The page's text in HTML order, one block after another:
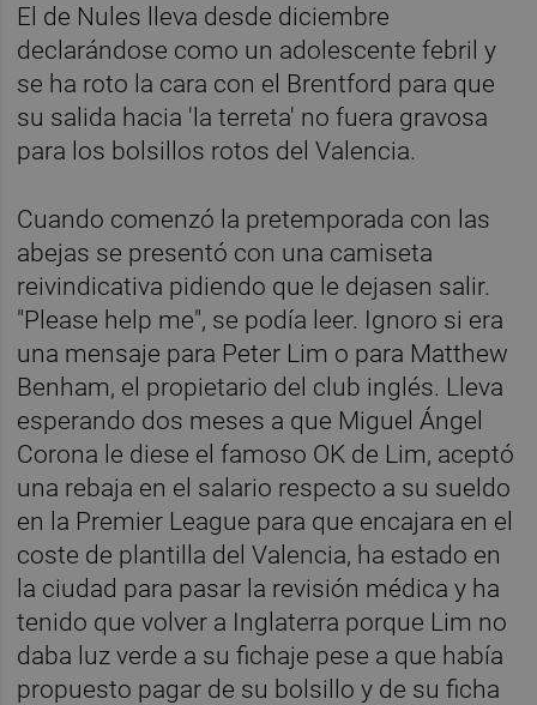
El de Nules lleva desde diciembre
declarándose como un adolescente febril y
se ha roto la cara con el Brentford para que
su salida hacia 'la terreta' no fuera gravosa
para los bolsillos rotos del Valencia.
Cuando comenzó la pretemporada con las
abejas se presentó con una camiseta
reivindicativa pidiendo que le dejasen salir.
"Please help me", se podía leer. Ignoro si era
una mensaje para Peter Lim o para Matthew
Benham, el propietario del club inglés. Lleva
esperando dos meses a que Miguel Ángel
Corona le diese el famoso OK de Lim, aceptó
una rebaja en el salario respecto a su sueldo
en la Premier League para que encajara en el
coste de plantilla del Valencia, ha estado en
la ciudad para pasar la revisión médica y ha
tenido que volver a Inglaterra porque Lim no
daba luz verde a su fichaje pese a que había
propuesto pagar de su bolsillo y de su ficha